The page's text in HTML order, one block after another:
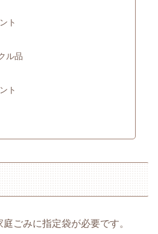
ト
ル品
ト
ごみに指定袋が必要です。